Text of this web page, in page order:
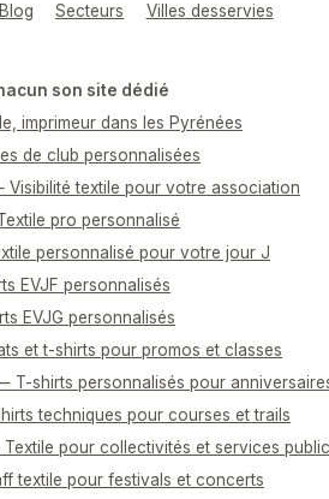
Blog Secteurs
Villes desservies
son site dédié
imprimeur dans les Pyrénées
de club personnalisées
textile pour votre association
pro personnalisé
personnalisé pour votre jour J
EVJF personnalisés
EVJG personnalisés
et t-shirts pour promos et classes
T-shirts personnalisés pour
techniques pour courses et trails
pour collectivités et services
textile pour festivals et concerts